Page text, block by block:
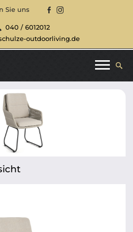
Sie uns
040 / 6012012
outdoorliving.de